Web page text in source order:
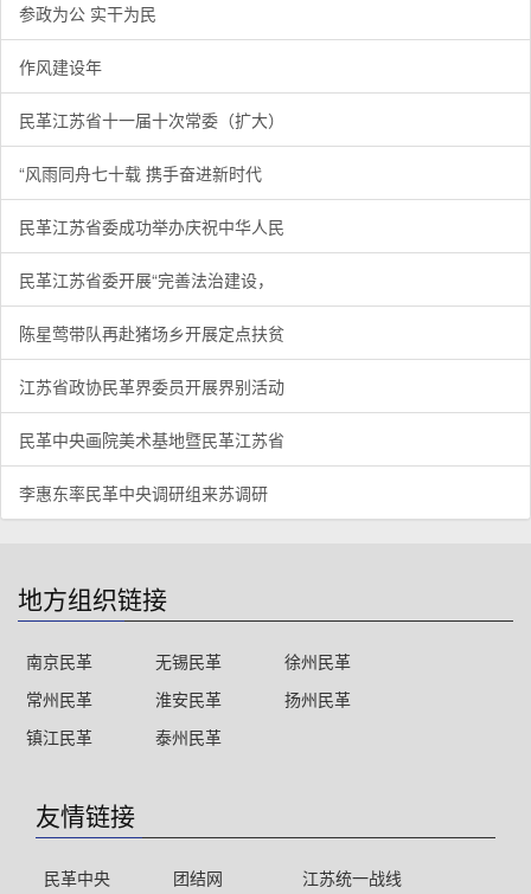
参政为公 实干为民
作风建设年
民革江苏省十一届十次常委（扩大）
“风雨同舟七十载 携手奋进新时代
民革江苏省委成功举办庆祝中华人民
民革江苏省委开展“完善法治建设，
陈星莺带队再赴猪场乡开展定点扶贫
江苏省政协民革界委员开展界别活动
民革中央画院美术基地暨民革江苏省
李惠东率民革中央调研组来苏调研
地方组织链接
南京民革 无锡民革
徐州民革
常州民革
淮安民革
扬州民革
镇江民革
泰州民革
友情链接
民革中央 团结网 江苏统一战线